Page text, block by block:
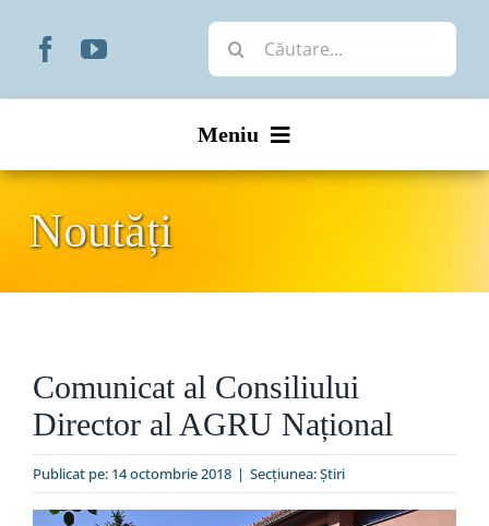
Cautare...
Meniu
Organizare
Liturgic
Special
Noutăți
Comunicat al Consiliului
Director al AGRU Național
Publicat pe: 14 octombrie 2018 | Secțiunea:Ştiri